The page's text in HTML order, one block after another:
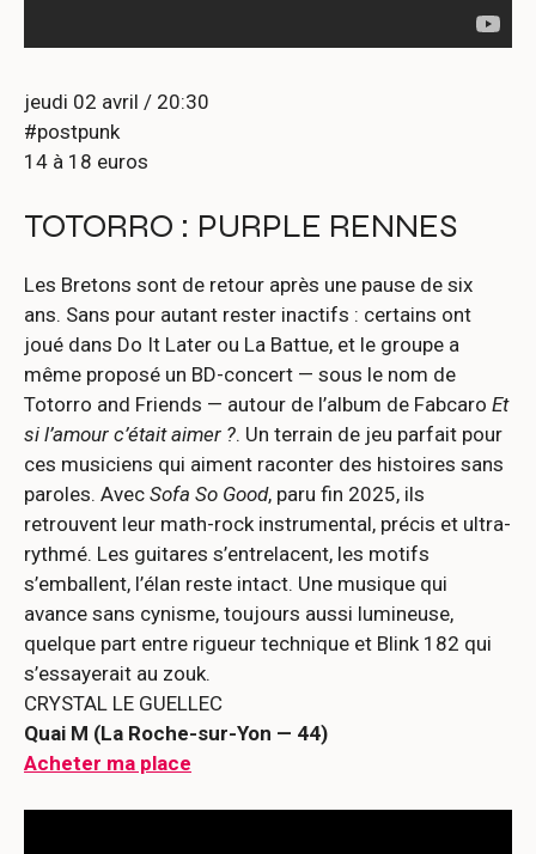
jeudi 02 avril / 20:30
#postpunk
14 à 18 euros
TOTORRO : PURPLE RENNES
Les Bretons sont de retour après une pause de six
ans. Sans pour autant rester inactifs : certains ont
joué dans Do It Later ou La Battue, et le groupe a
même proposé un BD-concert — sous le nom de
Totorro and Friends — autour de l’album de Fabcaro Et
si l’amour c’était aimer ?. Un terrain de jeu parfait pour
ces musiciens qui aiment raconter des histoires sans
paroles. Avec Sofa So Good, paru fin 2025, ils
retrouvent leur math-rock instrumental, précis et ultra-
rythmé. Les guitares s’entrelacent, les motifs
s’emballent, l’élan reste intact. Une musique qui
avance sans cynisme, toujours aussi lumineuse,
quelque part entre rigueur technique et Blink 182 qui
s’essayerait au zouk.
CRYSTAL LE GUELLEC
Quai M (La Roche-sur-Yon — 44)
Acheter ma place